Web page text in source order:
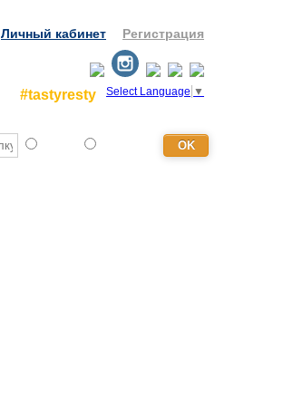
Личный кабинет Регистрация
Select Language ▼
#tastyresty